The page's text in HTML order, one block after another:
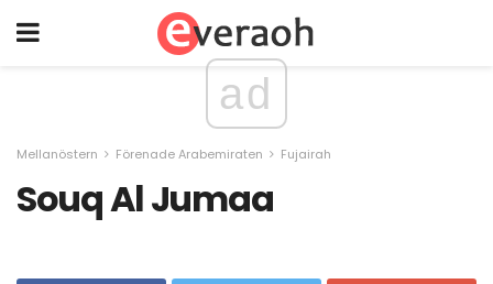
ad
Mellanöstern Förenade Arabemiraten Fujairah
Souq Al Jumaa